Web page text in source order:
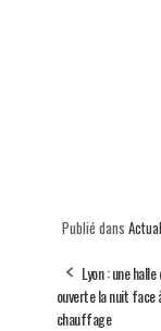
Publié dans
Lyon : une
ouverte la nuit face
chauffage